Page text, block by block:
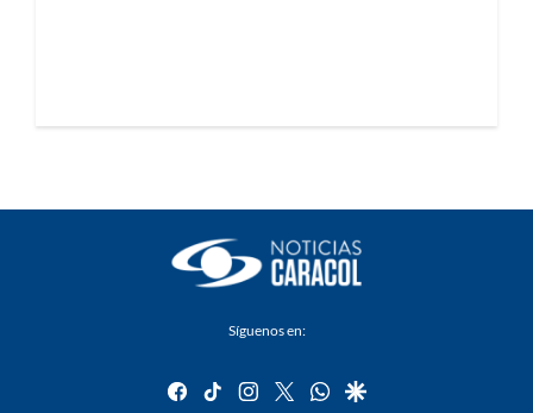
Síguenos en:
facebook
tiktok instagram
twitterwhatsapp
google